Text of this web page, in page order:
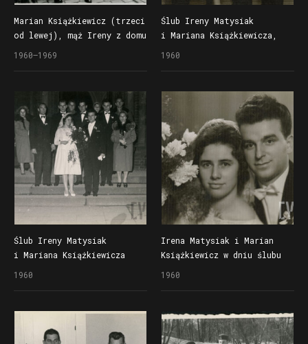
Marian Książkiewicz (trzeci
od lewej), mąż Ireny z domu
Matysiak, na pochodzie
1960–1969
Ślub Ireny Matysiak
i Mariana Książkiewicza,
od lewej świadkowie:
Książkiewicz i Edmund
Książkiewicz
1960
Ślub Ireny Matysiak
i Mariana Książkiewicza
w kościele Najświętszego
1960
Irena Matysiak i Marian
Książkiewicz w dniu ślubu
1960